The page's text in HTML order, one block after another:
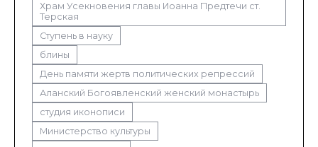
Храм Усекновения главы Иоанна Предтечи ст.
Терская
Ступень в науку
блины
День памяти жертв политических репрессий
Аланский Богоявленский женский монастырь
студия иконописи
Министерство культуры